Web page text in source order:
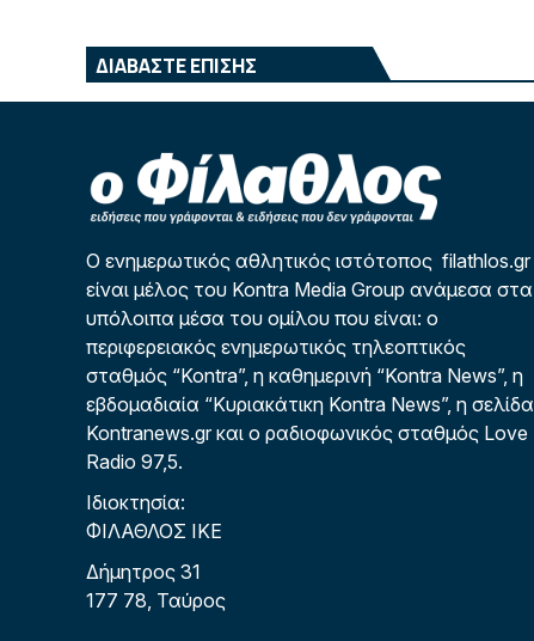
ΔΙΑΒΑΣΤΕ ΕΠΙΣΗΣ
Ο ενημερωτικός αθλητικός ιστότοπος filathlos.gr
είναι μέλος του Kontra Media Group ανάμεσα στα
υπόλοιπα μέσα του ομίλου που είναι: ο
περιφερειακός ενημερωτικός τηλεοπτικός
σταθμός “Kontra”, η καθημερινή “Kontra News”, η
εβδομαδιαία “Κυριακάτικη Kontra News”, η σελίδα
Kontranews.gr και ο ραδιοφωνικός σταθμός Love
Radio 97,5.
Ιδιοκτησία:
ΦΙΛΑΘΛΟΣ ΙΚΕ
Δήμητρος 31
177 78, Ταύρος